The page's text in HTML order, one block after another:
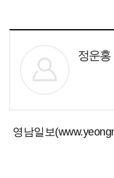
정운홍
영남일보